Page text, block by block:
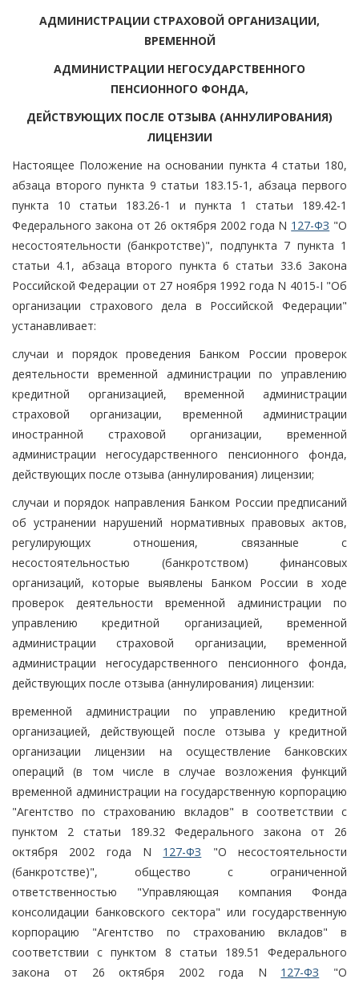
АДМИНИСТРАЦИИ СТРАХОВОЙ ОРГАНИЗАЦИИ,
ВРЕМЕННОЙ
АДМИНИСТРАЦИИ НЕГОСУДАРСТВЕННОГО
ПЕНСИОННОГО ФОНДА,
ДЕЙСТВУЮЩИХ ПОСЛЕ ОТЗЫВА (АННУЛИРОВАНИЯ)
ЛИЦЕНЗИИ
Настоящее Положение на основании пункта 4 статьи 180,
абзаца второго пункта 9 статьи 183.15-1, абзаца первого
пункта 10 статьи 183.26-1 и пункта 1 статьи 189.42-1
Федерального закона от 26 октября 2002 года N 127-ФЗ "О
несостоятельности (банкротстве)", подпункта 7 пункта 1
статьи 4.1, абзаца второго пункта 6 статьи 33.6 Закона
Российской Федерации от 27 ноября 1992 года N 4015-I "Об
организации страхового дела в Российской Федерации"
устанавливает:
случаи и порядок проведения Банком России проверок
деятельности временной администрации по управлению
кредитной организацией, временной администрации
страховой организации, временной администрации
иностранной страховой организации, временной
администрации негосударственного пенсионного фонда,
действующих после отзыва (аннулирования) лицензии;
случаи и порядок направления Банком России предписаний
об устранении нарушений нормативных правовых актов,
регулирующих отношения, связанные с
несостоятельностью (банкротством) финансовых
организаций, которые выявлены Банком России в ходе
проверок деятельности временной администрации по
управлению кредитной организацией, временной
администрации страховой организации, временной
администрации негосударственного пенсионного фонда,
действующих после отзыва (аннулирования) лицензии:
временной администрации по управлению кредитной
организацией, действующей после отзыва у кредитной
организации лицензии на осуществление банковских
операций (в том числе в случае возложения функций
временной администрации на государственную корпорацию
"Агентство по страхованию вкладов" в соответствии с
пунктом 2 статьи 189.32 Федерального закона от 26
октября 2002 года N 127-ФЗ "О несостоятельности
(банкротстве)", общество с ограниченной
ответственностью "Управляющая компания Фонда
консолидации банковского сектора" или государственную
корпорацию "Агентство по страхованию вкладов" в
соответствии с пунктом 8 статьи 189.51 Федерального
закона от 26 октября 2002 года N 127-ФЗ "О